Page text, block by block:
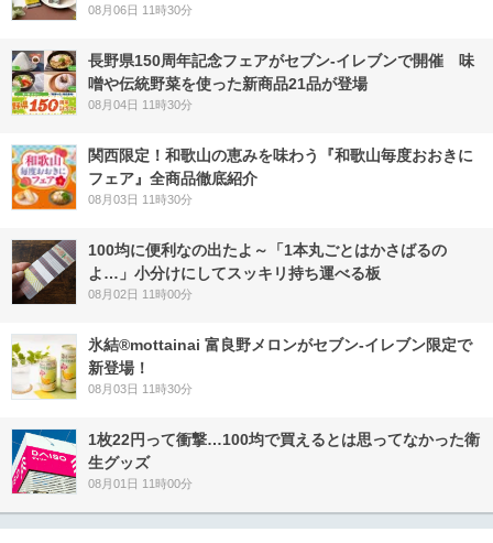
08月06日 11時30分
長野県150周年記念フェアがセブン-イレブンで開催 味
噌や伝統野菜を使った新商品21品が登場
08月04日 11時30分
関西限定！和歌山の恵みを味わう『和歌山毎度おおきに
フェア』全商品徹底紹介
08月03日 11時30分
100均に便利なの出たよ～「1本丸ごとはかさばるの
よ…」小分けにしてスッキリ持ち運べる板
08月02日 11時00分
氷結®mottainai 富良野メロンがセブン‐イレブン限定で
新登場！
08月03日 11時30分
1枚22円って衝撃…100均で買えるとは思ってなかった衛
生グッズ
08月01日 11時00分